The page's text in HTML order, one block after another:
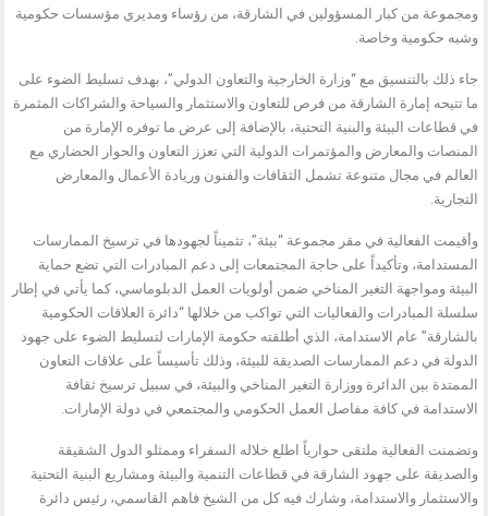
ومجموعة من كبار المسؤولين في الشارقة، من رؤساء ومديري مؤسسات حكومية
وشبه حكومية وخاصة.
جاء ذلك بالتنسيق مع “وزارة الخارجية والتعاون الدولي”، بهدف تسليط الضوء على
ما تتيحه إمارة الشارقة من فرص للتعاون والاستثمار والسياحة والشراكات المثمرة
في قطاعات البيئة والبنية التحتية، بالإضافة إلى عرض ما توفره الإمارة من
المنصات والمعارض والمؤتمرات الدولية التي تعزز التعاون والحوار الحضاري مع
العالم في مجال متنوعة تشمل الثقافات والفنون وريادة الأعمال والمعارض
التجارية.
وأقيمت الفعالية في مقر مجموعة “بيئة”، تثميناً لجهودها في ترسيخ الممارسات
المستدامة، وتأكيداً على حاجة المجتمعات إلى دعم المبادرات التي تضع حماية
البيئة ومواجهة التغير المناخي ضمن أولويات العمل الدبلوماسي، كما يأتي في إطار
سلسلة المبادرات والفعاليات التي تواكب من خلالها “دائرة العلاقات الحكومية
بالشارقة” عام الاستدامة، الذي أطلقته حكومة الإمارات لتسليط الضوء على جهود
الدولة في دعم الممارسات الصديقة للبيئة، وذلك تأسيساً على علاقات التعاون
الممتدة بين الدائرة ووزارة التغير المناخي والبيئة، في سبيل ترسيخ ثقافة
الاستدامة في كافة مفاصل العمل الحكومي والمجتمعي في دولة الإمارات.
وتضمنت الفعالية ملتقى حوارياً اطلع خلاله السفراء وممثلو الدول الشقيقة
والصديقة على جهود الشارقة في قطاعات التنمية والبيئة ومشاريع البنية التحتية
والاستثمار والاستدامة، وشارك فيه كل من الشيخ فاهم القاسمي، رئيس دائرة